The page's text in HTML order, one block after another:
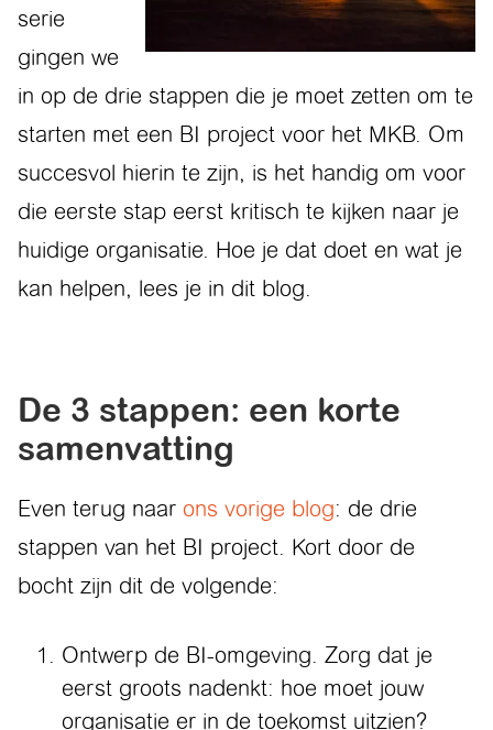
serie
gingen we
in op de drie stappen die je moet zetten om te
starten met een BI project voor het MKB. Om
succesvol hierin te zijn, is het handig om voor
die eerste stap eerst kritisch te kijken naar je
huidige organisatie. Hoe je dat doet en wat je
kan helpen, lees je in dit blog.
De 3 stappen: een korte
samenvatting
Even terug naar ons vorige blog: de drie
stappen van het BI project. Kort door de
bocht zijn dit de volgende:
Ontwerp de BI-omgeving. Zorg dat je
eerst groots nadenkt: hoe moet jouw
organisatie er in de toekomst uitzien?